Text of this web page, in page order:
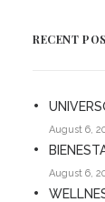
RECENT
August 6,
August 6,